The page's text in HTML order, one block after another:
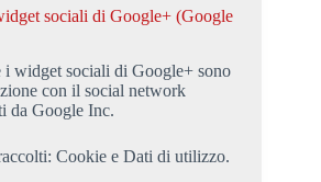
sociali di Google+ (Google
i widget sociali di Google+ sono
con il social network
da Google Inc.
Cookie e Dati di utilizzo.